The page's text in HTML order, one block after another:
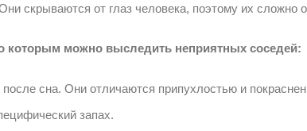
скрываются от глаз человека, поэтому их сложно
которым можно выследить неприятных соседей:
сна. Они отличаются припухлостью и
запах.